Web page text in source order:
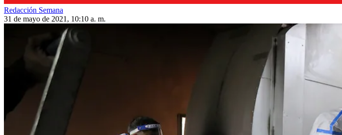
Redacción Semana
31 de mayo de 2021, 10:10 a. m.